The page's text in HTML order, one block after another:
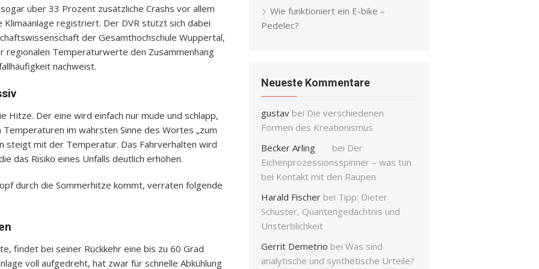
über 33 Prozent zusätzliche Crashs vor allem
registriert. Der DVR stützt sich dabei
der Gesamthochschule Wuppertal,
regionalen Temperaturwerte den Zusammenhang
nachweist.
Hitze. Der eine wird einfach nur müde und schlapp,
im wahrsten Sinne des Wortes „zum
steigt mit der Temperatur. Das Fahrverhalten wird
das Risiko eines Unfalls deutlich erhöhen.
durch die Sommerhitze kommt, verraten folgende
findet bei seiner Rückkehr eine bis zu 60 Grad
voll aufgedreht, hat zwar für schnelle Abkühlung
Wie funktioniert ein E-bike –
Pedelec?
Neueste Kommentare
gustav bei Die verschiedenen
Formen des Kreationismus
Becker Arling
bei Der
Eichenprozessionsspinner – was tun
bei Kontakt mit den Raupen
Harald Fischer bei Tipp: Dieter
Schuster, Quantengedächtnis und
Unsterblichkeit
Gerrit Demetrio bei Was sind
analytische und synthetische Urteile?